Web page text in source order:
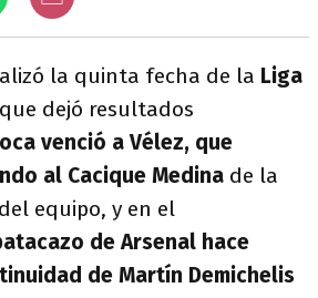
la quinta fecha de la Liga
que dejó resultados
venció a Vélez, que
al Cacique Medina de la
equipo, y en el
de Arsenal hace
de Martín Demichelis